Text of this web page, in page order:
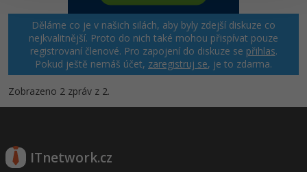
Děláme co je v našich silách, aby byly zdejší diskuze co
nejkvalitnější. Proto do nich také mohou přispívat pouze
registrovaní členové. Pro zapojení do diskuze se přihlas.
Pokud ještě nemáš účet, zaregistruj se, je to zdarma.
Zobrazeno 2 zpráv z 2.
ITnetwork.cz